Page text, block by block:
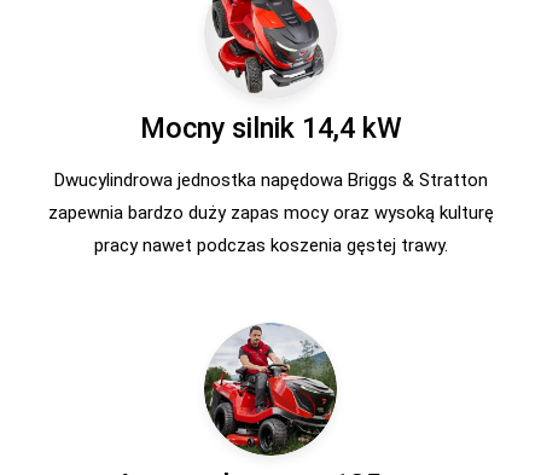
Mocny silnik 14,4 kW
Dwucylindrowa jednostka napędowa Briggs & Stratton
zapewnia bardzo duży zapas mocy oraz wysoką kulturę
pracy nawet podczas koszenia gęstej trawy.